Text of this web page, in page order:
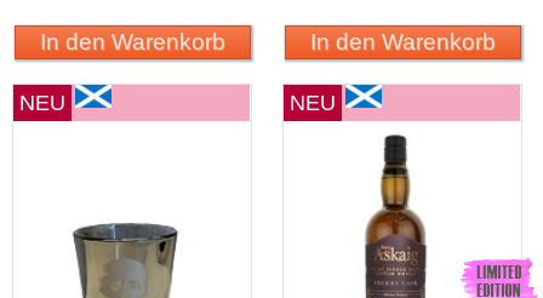
In den Warenkorb In den Warenkorb
NEU NEU